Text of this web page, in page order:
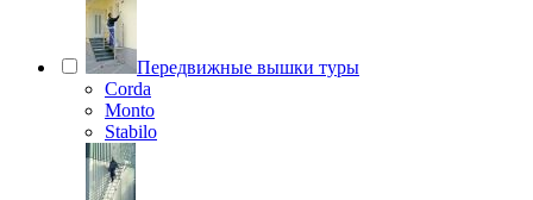
Передвижные вышки туры
Corda
Monto
Stabilo